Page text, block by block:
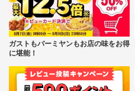
ガストもバーミヤンもお店の味をお得
に堪能！